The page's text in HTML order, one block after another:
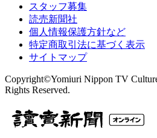
スタッフ募集
読売新聞社
個人情報保護方針など
特定商取引法に基づく表示
サイトマップ
Copyright©Yomiuri Nippon TV
Rights Reserved.